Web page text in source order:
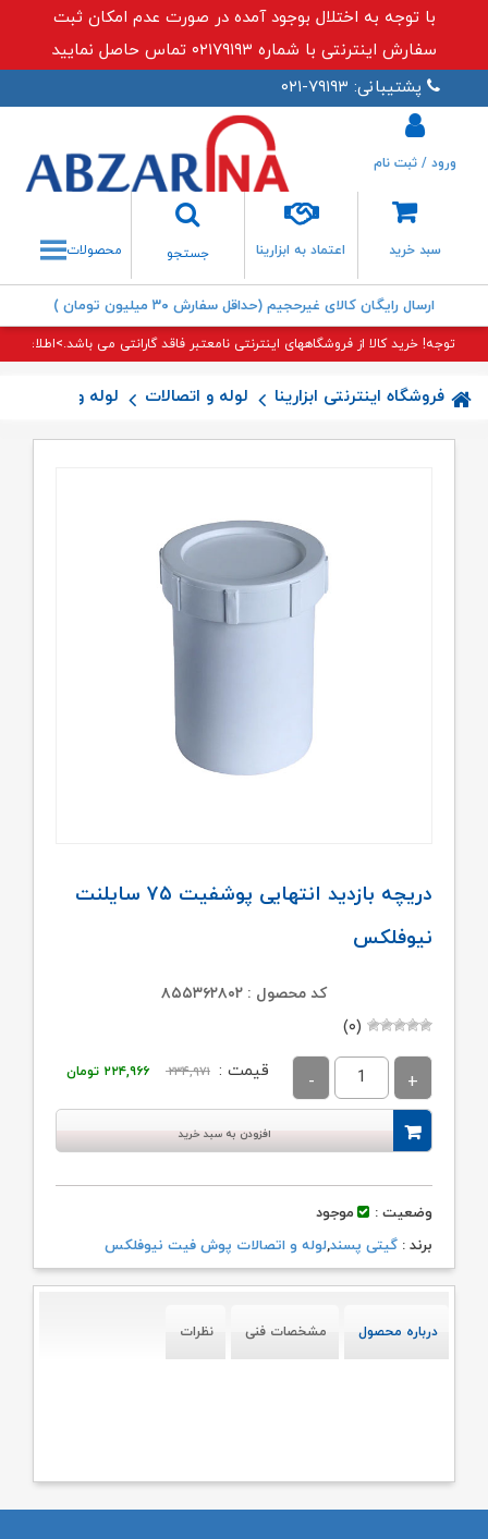
با توجه به اختلال بوجود آمده در صورت عدم امکان ثبت
سفارش اینترنتی با شماره ۰۲۱۷۹۱۹۳ تماس حاصل نمایید
پشتیبانی: ۷۹۱۹۳-۰۲۱
سبد خرید اعتماد به ابزارینا
جستجو
جستجو
ورود / ثبت نام
محصولات
ارسال رایگان کالای غیرحجیم (حداقل سفارش ۳۰ میلیون تومان )
توجه! خرید کالا از فروشگاههای اینترنتی نامعتبر فاقد گارانتی می باشد.>اطلاعات
فروشگاه اینترنتی ابزارینا لوله و اتصالات لوله و
دریچه بازدید انتهایی پوشفیت ۷۵ سایلنت
نیوفلکس
کد محصول : ۸۵۵۳۶۲۸۰۲
(۰)
قیمت : ۲۳۴,۹۷۱
قیمت
اصلی:
۲۳۴,۹۷۱ تومان
۲۲۴,۹۶۶ تومان
افزودن به سبد خرید
وضعیت :
موجود
برند : گیتی پسند,لوله و اتصالات پوش فیت نیوفلکس
درباره محصول مشخصات فنی نظرات